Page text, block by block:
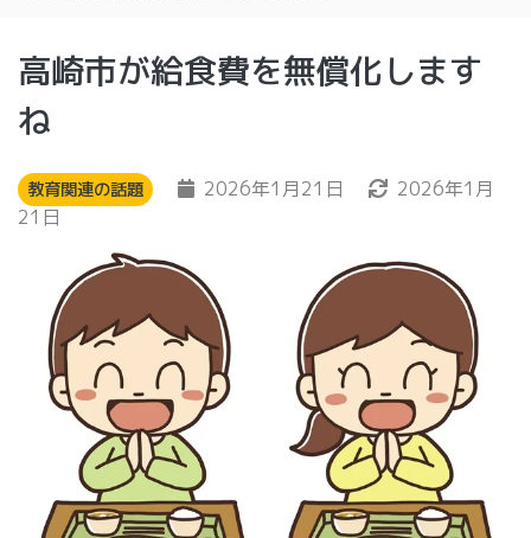
高崎市が給食費を無償化します
ね
教育関連の話題 2026年1月21日
2026年1月
21日